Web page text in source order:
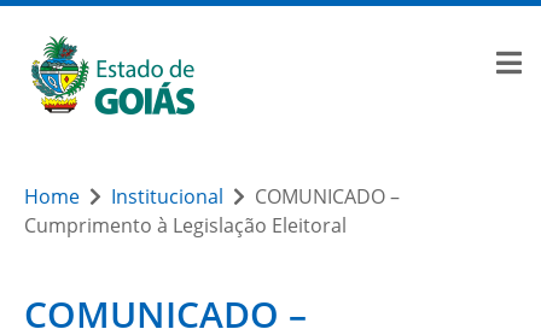
Home Institucional
COMUNICADO –
Cumprimento à Legislação Eleitoral
COMUNICADO –